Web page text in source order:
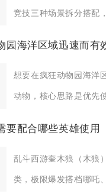
竞技三种场景拆分搭配
想要在疯狂动物园海洋
动物，核心思路是优先
要配合哪些英雄使用
乱斗西游奎木狼（木狼
类，极限爆发搭档哪吒